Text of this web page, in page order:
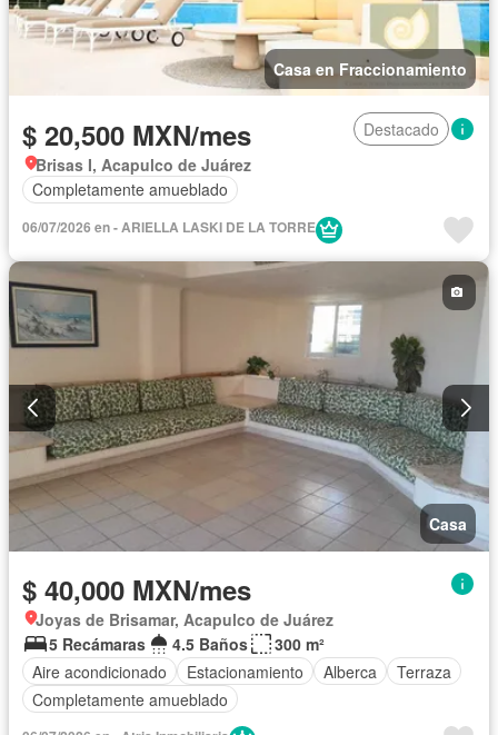
Casa en Fraccionamiento
$ 20,500 MXN/mes
Destacado
Brisas I, Acapulco de Juárez
Completamente amueblado
06/07/2026 en - ARIELLA LASKI DE LA TORRE
Casa
$ 40,000 MXN/mes
Joyas de Brisamar, Acapulco de Juárez
5 Recámaras
4.5 Baños
300 m²
Aire acondicionado
Estacionamiento Alberca
Terraza
Completamente amueblado